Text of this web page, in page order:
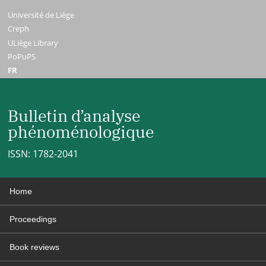
Université de Liège
Creph
ULiège Library
PoPuPS
FR
Bulletin d’analyse
phénoménologique
ISSN: 1782-2041
Home
Proceedings
Book reviews